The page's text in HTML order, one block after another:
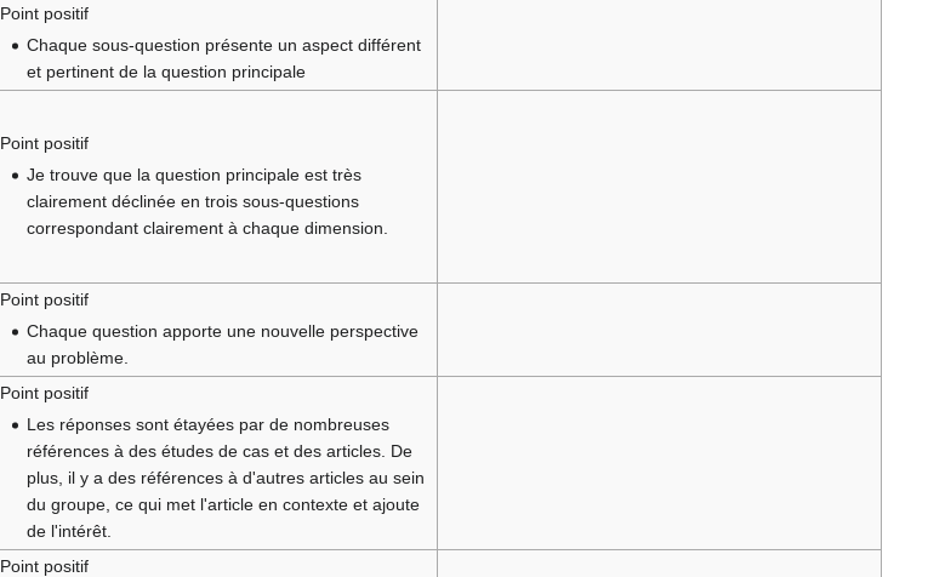
Point positif
Chaque sous-question présente un aspect différent
et pertinent de la question principale
Point positif
Je trouve que la question principale est très
clairement déclinée en trois sous-questions
correspondant clairement à chaque dimension.
Point positif
Chaque question apporte une nouvelle perspective
au problème.
Point positif
Les réponses sont étayées par de nombreuses
références à des études de cas et des articles. De
plus, il y a des références à d'autres articles au sein
du groupe, ce qui met l'article en contexte et ajoute
de l'intérêt.
Point positif